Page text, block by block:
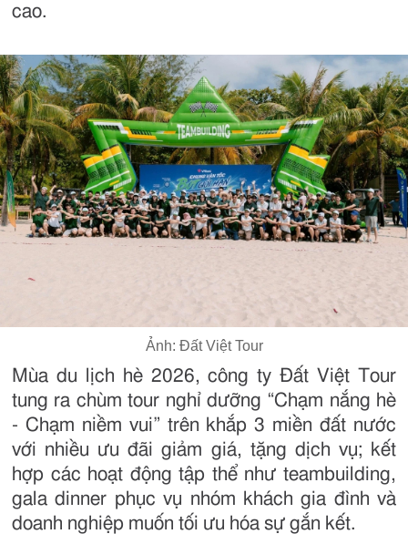
cao.
Ảnh: Đất Việt Tour
Mùa du lịch hè 2026, công ty Đất Việt Tour
tung ra chùm tour nghỉ dưỡng “Chạm nắng hè
- Chạm niềm vui” trên khắp 3 miền đất nước
với nhiều ưu đãi giảm giá, tặng dịch vụ; kết
hợp các hoạt động tập thể như teambuilding,
gala dinner phục vụ nhóm khách gia đình và
doanh nghiệp muốn tối ưu hóa sự gắn kết.